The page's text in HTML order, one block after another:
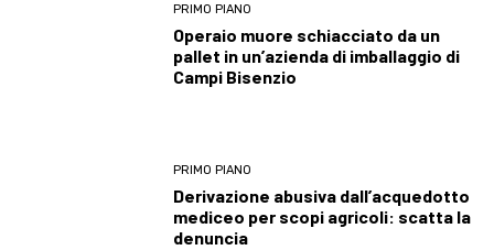
PRIMO PIANO
Operaio muore schiacciato da un
pallet in un’azienda di imballaggio di
Campi Bisenzio
PRIMO PIANO
Derivazione abusiva dall’acquedotto
mediceo per scopi agricoli: scatta la
denuncia